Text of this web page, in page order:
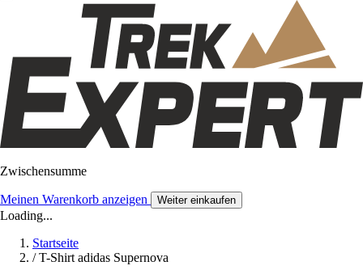
Zwischensumme
Meinen Warenkorb anzeigen Weiter einkaufen
Loading...
Startseite
/ T-Shirt adidas Supernova